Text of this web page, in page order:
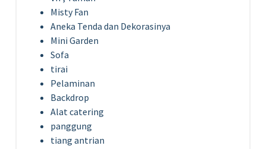
Misty Fan
Aneka Tenda dan Dekorasinya
Mini Garden
Sofa
tirai
Pelaminan
Backdrop
Alat catering
panggung
tiang antrian